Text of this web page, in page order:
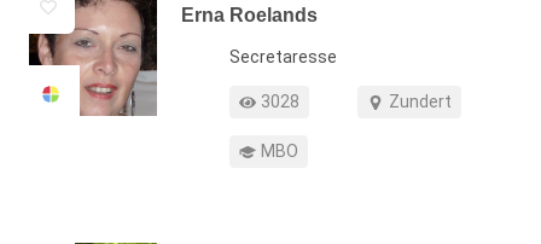
Erna Roelands
FunctieSecretaresse
Profiel weergaven
3028
Werkgebied Zundert
Opleiding MBO